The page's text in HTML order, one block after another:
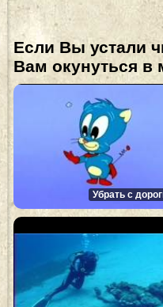
Если Вы устали
Вам окунуться в
Убрать с